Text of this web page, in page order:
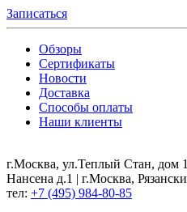
Записаться
Обзоры
Сертификаты
Новости
Доставка
Способы оплаты
Наши клиенты
г.Москва, ул.Теплый Стан, дом
Нансена д.1 | г.Москва,
тел: +7 (495) 984-80-85